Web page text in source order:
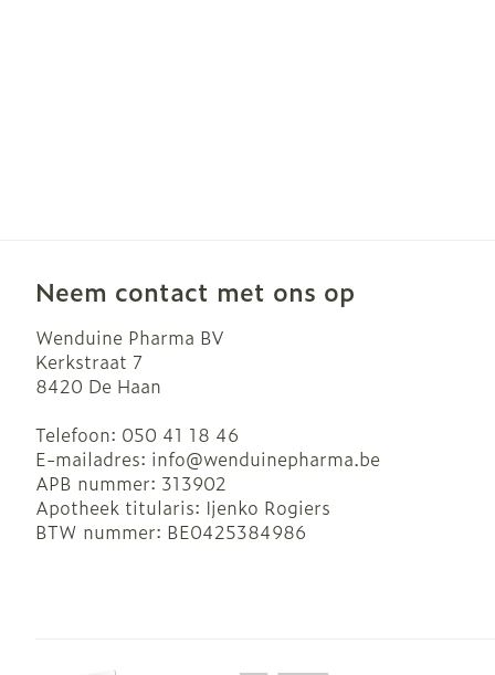
Neem contact met ons op
Wenduine Pharma BV
Kerkstraat 7
8420 De Haan
Telefoon: 050 41 18 46
E-mailadres: info@wenduinepharma.be
APB nummer: 313902
Apotheek titularis: Ijenko Rogiers
BTW nummer: BE0425384986